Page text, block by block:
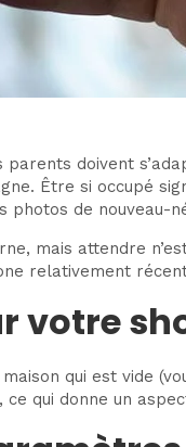
doivent
Être si occupé
photos de nouveau-
mais attendre
relativement
votre
qui est vide
qui donne un